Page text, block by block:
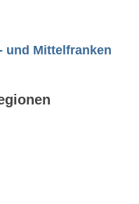
und Mittelfranken